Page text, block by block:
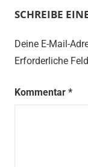
SCHREIBE
Deine E-Mail-
Erforderliche
Kommentar *